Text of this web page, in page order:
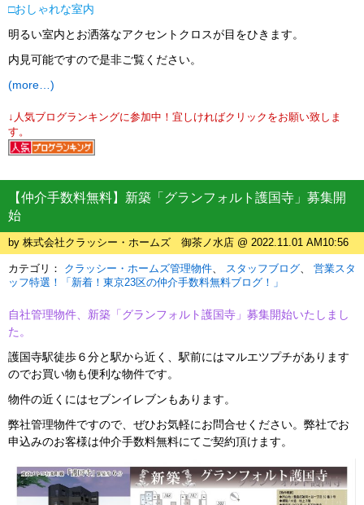
□おしゃれな室内
明るい室内とお洒落なアクセントクロスが目をひきます。
内見可能ですので是非ご覧ください。
(more…)
↓人気ブログランキングに参加中！宜しければクリックをお願い致しま
す。
【仲介手数料無料】新築「グランフォルト護国寺」募集開
始
by 株式会社クラッシー・ホームズ 御茶ノ水店 @ 2022.11.01 AM10:56
カテゴリ： クラッシー・ホームズ管理物件 スタッフブログ
営業スタ
ッフ特選！「新着！東京23区の仲介手数料無料ブログ！」
自社管理物件、新築「グランフォルト護国寺」募集開始いたしまし
た。
護国寺駅徒歩６分と駅から近く、駅前にはマルエツプチがあります
のでお買い物も便利な物件です。
物件の近くにはセブンイレブンもあります。
弊社管理物件ですので、ぜひお気軽にお問合せください。弊社でお
申込みのお客様は仲介手数料無料にてご契約頂けます。